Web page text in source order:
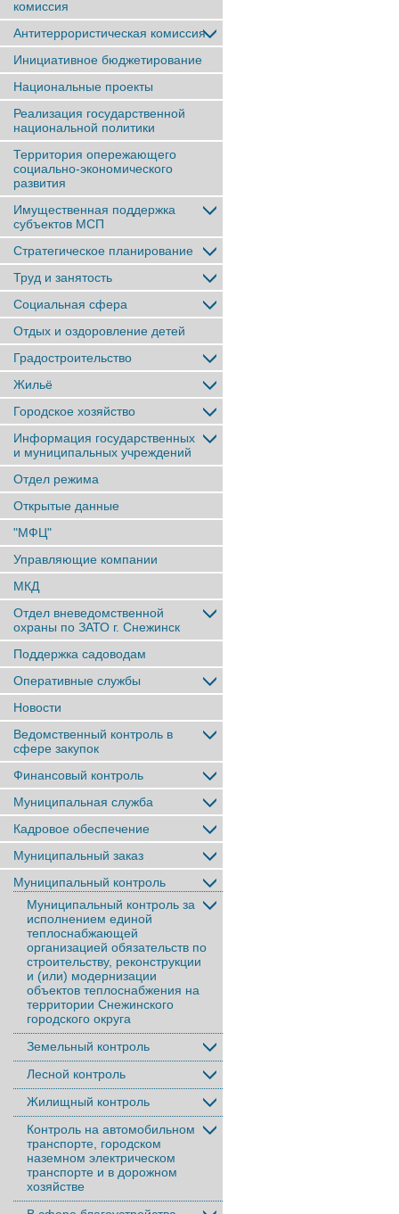
комиссия
Антитеррористическая комиссия
Инициативное бюджетирование
Национальные проекты
Реализация государственной
национальной политики
Территория опережающего
социально-экономического
развития
Имущественная поддержка
субъектов МСП
Стратегическое планирование
Труд и занятость
Социальная сфера
Отдых и оздоровление детей
Градостроительство
Жильё
Городское хозяйство
Информация государственных
и муниципальных учреждений
Отдел режима
Открытые данные
"МФЦ"
Управляющие компании
МКД
Отдел вневедомственной
охраны по ЗАТО г. Снежинск
Поддержка садоводам
Оперативные службы
Новости
Ведомственный контроль в
сфере закупок
Финансовый контроль
Муниципальная служба
Кадровое обеспечение
Муниципальный заказ
Муниципальный контроль
Муниципальный контроль за
исполнением единой
теплоснабжающей
организацией обязательств по
строительству, реконструкции
и (или) модернизации
объектов теплоснабжения на
территории Снежинского
городского округа
Земельный контроль
Лесной контроль
Жилищный контроль
Контроль на автомобильном
транспорте, городском
наземном электрическом
транспорте и в дорожном
хозяйстве